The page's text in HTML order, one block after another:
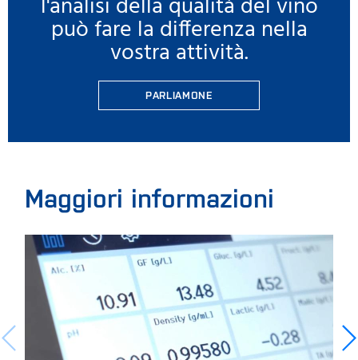
può fare la differenza nella
vostra attività.
PARLIAMONE
Maggiori informazioni